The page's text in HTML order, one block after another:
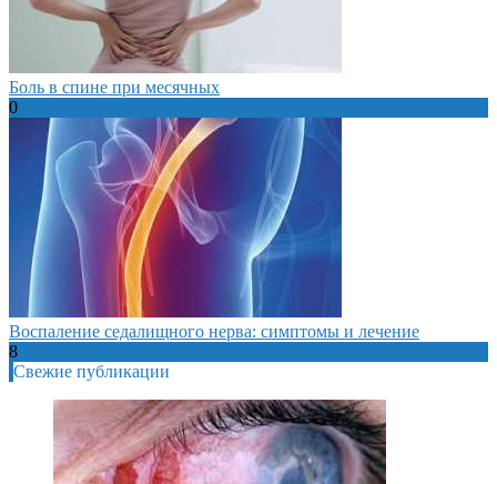
Боль в спине при месячных
0
Воспаление седалищного нерва: симптомы и лечение
8
Свежие публикации